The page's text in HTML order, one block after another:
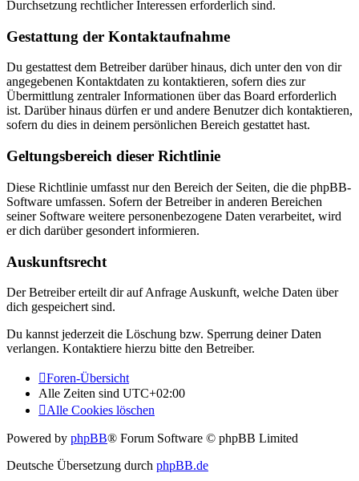
Durchsetzung rechtlicher Interessen erforderlich sind.
Gestattung der Kontaktaufnahme
Du gestattest dem Betreiber darüber hinaus, dich unter den von dir
angegebenen Kontaktdaten zu kontaktieren, sofern dies zur
Übermittlung zentraler Informationen über das Board erforderlich
ist. Darüber hinaus dürfen er und andere Benutzer dich kontaktieren,
sofern du dies in deinem persönlichen Bereich gestattet hast.
Geltungsbereich dieser Richtlinie
Diese Richtlinie umfasst nur den Bereich der Seiten, die die phpBB-
Software umfassen. Sofern der Betreiber in anderen Bereichen
seiner Software weitere personenbezogene Daten verarbeitet, wird
er dich darüber gesondert informieren.
Auskunftsrecht
Der Betreiber erteilt dir auf Anfrage Auskunft, welche Daten über
dich gespeichert sind.
Du kannst jederzeit die Löschung bzw. Sperrung deiner Daten
verlangen. Kontaktiere hierzu bitte den Betreiber.
Foren-Übersicht
Alle Zeiten sind UTC+02:00
Alle Cookies löschen
Powered by phpBB® Forum Software © phpBB Limited
Deutsche Übersetzung durch phpBB.de